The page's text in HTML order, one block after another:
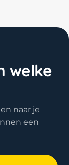
welke
naar je
een